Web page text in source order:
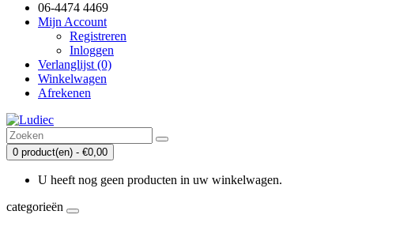
06-4474 4469
Mijn Account
Registreren
Inloggen
Verlanglijst (0)
Winkelwagen
Afrekenen
0 product(en) - €0,00
U heeft nog geen producten in uw winkelwagen.
categorieën